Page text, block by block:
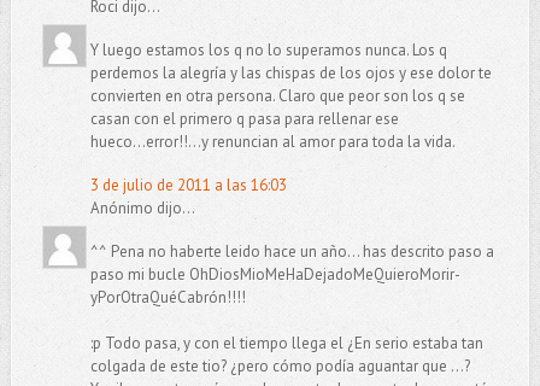
Roci dijo...
Y luego estamos los q no lo superamos nunca. Los q
perdemos la alegría y las chispas de los ojos y ese dolor te
convierten en otra persona. Claro que peor son los q se
casan con el primero q pasa para rellenar ese
hueco...error!!...y renuncian al amor para toda la vida.
3 de julio de 2011 a las 16:03
Anónimo dijo...
^^ Pena no haberte leido hace un año... has descrito paso a
paso mi bucle OhDiosMioMeHaDejadoMeQuieroMorir-
yPorOtraQuéCabrón!!!!
:p Todo pasa, y con el tiempo llega el ¿En serio estaba tan
colgada de este tio? ¿pero cómo podía aguantar que ...?